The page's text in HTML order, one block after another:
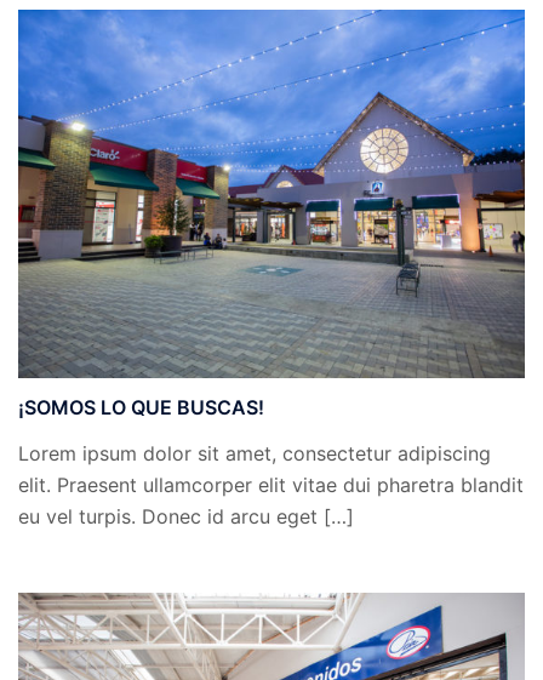
¡SOMOS LO QUE BUSCAS!
Lorem ipsum dolor sit amet, consectetur adipiscing
elit. Praesent ullamcorper elit vitae dui pharetra blandit
eu vel turpis. Donec id arcu eget […]